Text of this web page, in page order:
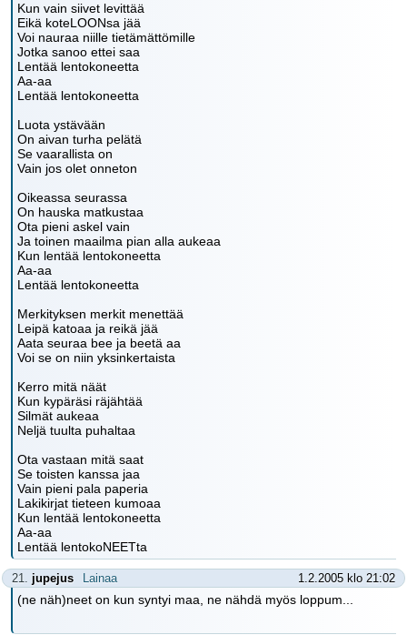
Kun vain siivet levittää
Eikä koteLOONsa jää
Voi nauraa niille tietämättömille
Jotka sanoo ettei saa
Lentää lentokoneetta
Aa-aa
Lentää lentokoneetta
Luota ystävään
On aivan turha pelätä
Se vaarallista on
Vain jos olet onneton
Oikeassa seurassa
On hauska matkustaa
Ota pieni askel vain
Ja toinen maailma pian alla aukeaa
Kun lentää lentokoneetta
Aa-aa
Lentää lentokoneetta
Merkityksen merkit menettää
Leipä katoaa ja reikä jää
Aata seuraa bee ja beetä aa
Voi se on niin yksinkertaista
Kerro mitä näät
Kun kypäräsi räjähtää
Silmät aukeaa
Neljä tuulta puhaltaa
Ota vastaan mitä saat
Se toisten kanssa jaa
Vain pieni pala paperia
Lakikirjat tieteen kumoaa
Kun lentää lentokoneetta
Aa-aa
Lentää lentokoNEETta
21. jupejus Lainaa 1.2.2005 klo 21:02
(ne näh)neet on kun syntyi maa, ne nähdä myös loppum...